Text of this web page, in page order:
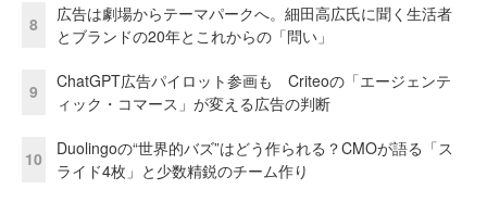
8
広告は劇場からテーマパークへ。細田高広氏に聞く生活者
とブランドの20年とこれからの「問い」
9
ChatGPT広告パイロット参画も Criteoの「エージェンテ
ィック・コマース」が変える広告の判断
10
Duolingoの“世界的バズ”はどう作られる？CMOが語る「ス
ライド4枚」と少数精鋭のチーム作り